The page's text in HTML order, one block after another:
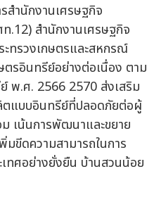
สำนักงานเศรษฐกิจ
.12) สำนักงานเศรษฐกิจ
ะทรวงเกษตรและสหกรณ์
รอินทรีย์อย่างต่อเนื่อง ตาม
พ.ศ. 2566 2570 ส่งเสริม
ตแบบอินทรีย์ที่ปลอดภัยต่อผู้
เน้นการพัฒนาและขยาย
ขีดความสามารถในการ
เทศอย่างยั่งยืน บ้านสวนน้อย